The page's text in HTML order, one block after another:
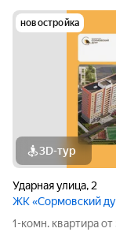
новостройка
3D-тур
Ударная улица, 2
ЖК «Сормовский
1-комн. квартира